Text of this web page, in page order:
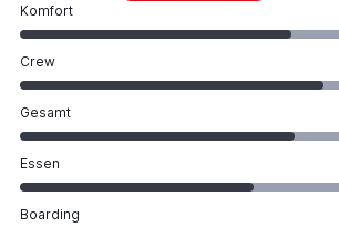
Komfort
Crew
Gesamt
Essen
Boarding